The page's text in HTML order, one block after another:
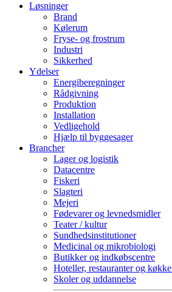
Løsninger
Brand
Kølerum
Fryse- og frostrum
Industri
Sikkerhed
Ydelser
Energiberegninger
Rådgivning
Produktion
Installation
Vedligehold
Hjælp til byggesager
Brancher
Lager og logistik
Datacentre
Fiskeri
Slagteri
Mejeri
Fødevarer og levnedsmidler
Teater / kultur
Sundhedsinstitutioner
Medicinal og mikrobiologi
Butikker og indkøbscentre
Hoteller, restauranter og
Skoler og uddannelse